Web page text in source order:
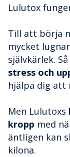
Lulutox
Till att börja
mycket
självkärlek. Så
stress och
hjälpa dig att
Men Lulutoxs
kropp med
äntligen kan
kilona.